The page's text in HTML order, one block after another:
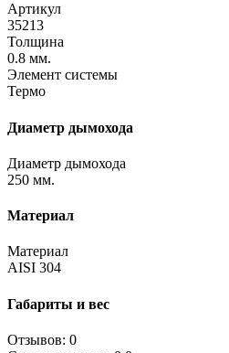
Артикул
35213
Толщина
0.8 мм.
Элемент системы
Термо
Диаметр дымохода
Диаметр дымохода
250 мм.
Материал
Материал
AISI 304
Габариты и вес
Отзывов: 0